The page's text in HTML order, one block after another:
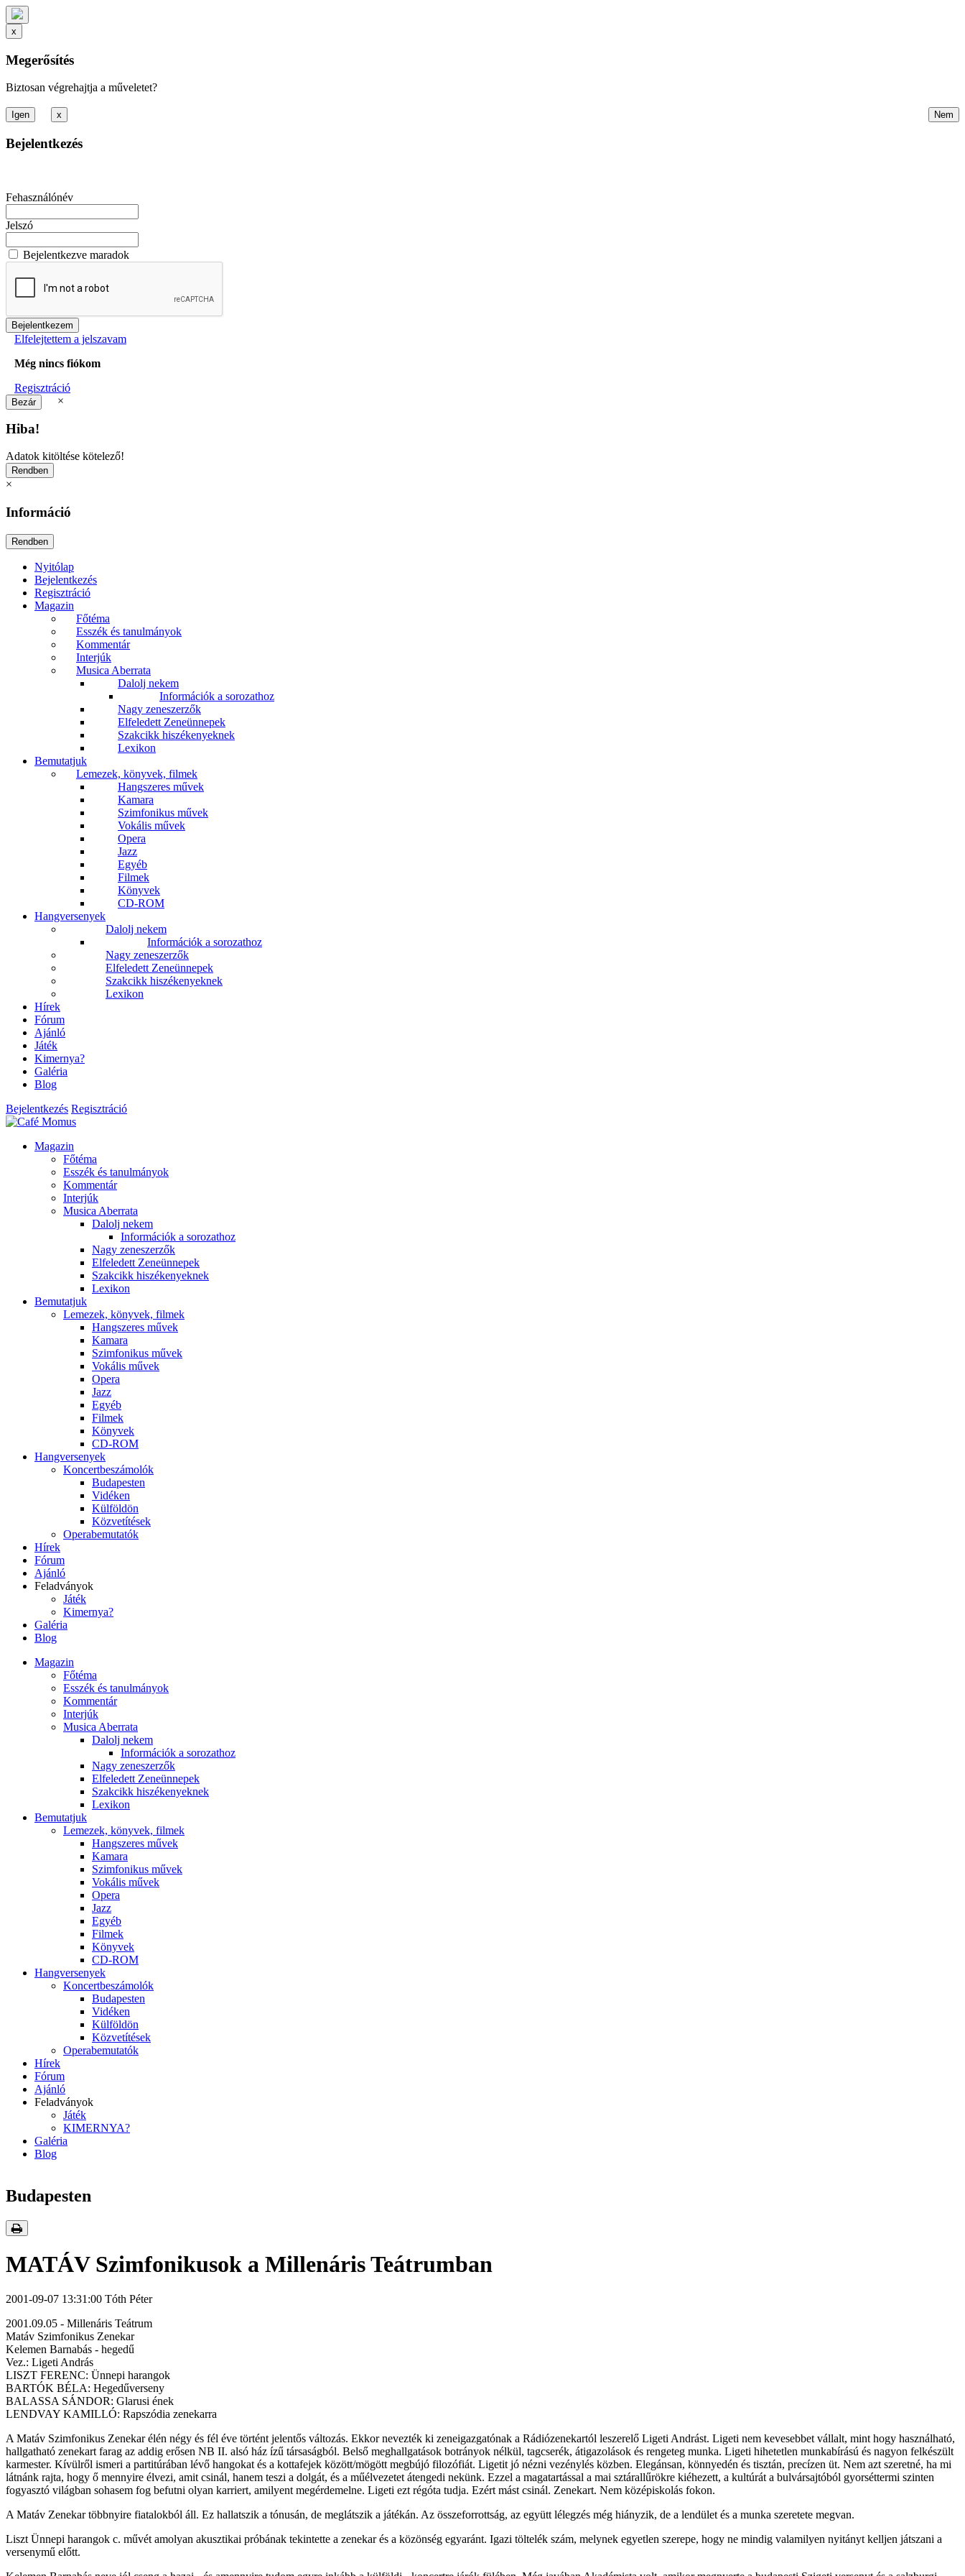
x
Megerősítés
Biztosan végrehajtja a műveletet?
x
Bejelentkezés
Fehasználónév
Jelszó
Bejelentkezve maradok
Elfelejtettem a jelszavam
Még nincs fiókom
Regisztráció
×
Hiba!
Adatok kitöltése kötelező!
×
Információ
Nyitólap
Bejelentkezés
Regisztráció
Magazin
Főtéma
Esszék és tanulmányok
Kommentár
Interjúk
Musica Aberrata
Dalolj nekem
Információk a sorozathoz
Nagy zeneszerzők
Elfeledett Zeneünnepek
Szakcikk hiszékenyeknek
Lexikon
Bemutatjuk
Lemezek, könyvek, filmek
Hangszeres művek
Kamara
Szimfonikus művek
Vokális művek
Opera
Jazz
Egyéb
Filmek
Könyvek
CD-ROM
Hangversenyek
Dalolj nekem
Információk a sorozathoz
Nagy zeneszerzők
Elfeledett Zeneünnepek
Szakcikk hiszékenyeknek
Lexikon
Hírek
Fórum
Ajánló
Játék
Kimernya?
Galéria
Blog
Bejelentkezés Regisztráció
Magazin
Főtéma
Esszék és tanulmányok
Kommentár
Interjúk
Musica Aberrata
Dalolj nekem
Információk a sorozathoz
Nagy zeneszerzők
Elfeledett Zeneünnepek
Szakcikk hiszékenyeknek
Lexikon
Bemutatjuk
Lemezek, könyvek, filmek
Hangszeres művek
Kamara
Szimfonikus művek
Vokális művek
Opera
Jazz
Egyéb
Filmek
Könyvek
CD-ROM
Hangversenyek
Koncertbeszámolók
Budapesten
Vidéken
Külföldön
Közvetítések
Operabemutatók
Hírek
Fórum
Ajánló
Feladványok
Játék
Kimernya?
Galéria
Blog
Magazin
Főtéma
Esszék és tanulmányok
Kommentár
Interjúk
Musica Aberrata
Dalolj nekem
Információk a sorozathoz
Nagy zeneszerzők
Elfeledett Zeneünnepek
Szakcikk hiszékenyeknek
Lexikon
Bemutatjuk
Lemezek, könyvek, filmek
Hangszeres művek
Kamara
Szimfonikus művek
Vokális művek
Opera
Jazz
Egyéb
Filmek
Könyvek
CD-ROM
Hangversenyek
Koncertbeszámolók
Budapesten
Vidéken
Külföldön
Közvetítések
Operabemutatók
Hírek
Fórum
Ajánló
Feladványok
Játék
KIMERNYA?
Galéria
Blog
Budapesten
MATÁV Szimfonikusok a Millenáris Teátrumban
2001-09-07 13:31:00 Tóth Péter
2001.09.05 - Millenáris Teátrum
Matáv Szimfonikus Zenekar
Kelemen Barnabás - hegedű
Vez.: Ligeti András
LISZT FERENC: Ünnepi harangok
BARTÓK BÉLA: Hegedűverseny
BALASSA SÁNDOR: Glarusi ének
LENDVAY KAMILLÓ: Rapszódia zenekarra
A Matáv Szimfonikus Zenekar élén négy és fél éve történt jelentős változás. Ekkor nevezték ki zeneigazgatónak a Rádiózenekartól leszerelő Ligeti Andrást. Ligeti nem kevesebbet vállalt, mint hogy használható,
hallgatható zenekart farag az addig erősen NB II. alsó ház ízű társaságból. Belső meghallgatások botrányok nélkül, tagcserék, átigazolások és rengeteg munka. Ligeti hihetetlen munkabírású és nagyon felkészült
karmester. Kívülről ismeri a partitúrában lévő hangokat és a kottafejek között/mögött megbújó filozófiát. Ligetit jó nézni vezénylés közben. Elegánsan, könnyedén és tisztán, precízen üt. Nem azt szeretné, ha mi
látnánk rajta, hogy ő mennyire élvezi, amit csinál, hanem teszi a dolgát, és a műélvezetet átengedi nekünk. Ezzel a magatartással a mai sztárallűrökre kiéhezett, a kultúrát a bulvársajtóból gyorséttermi szinten
fogyasztó világban sohasem fog befutni olyan karriert, amilyent megérdemelne. Ligeti ezt régóta tudja. Ezért mást csinál. Zenekart. Nem középiskolás fokon.
A Matáv Zenekar többnyire fiatalokból áll. Ez hallatszik a tónusán, de meglátszik a játékán. Az összeforrottság, az együtt lélegzés még hiányzik, de a lendület és a munka szeretete megvan.
Liszt Ünnepi harangok c. művét amolyan akusztikai próbának tekintette a zenekar és a közönség egyaránt. Igazi töltelék szám, melynek egyetlen szerepe, hogy ne mindig valamilyen nyitányt kelljen játszani a
versenymű előtt.